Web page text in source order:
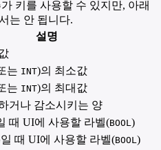
키를 사용할 수 있지만, 아래
는 안 됩니다.
설명
는 INT)의 최소값
는 INT)의 최대값
거나 감소시키는 양
때 UI에 사용할 라벨(BOOL)
일 때 UI에 사용할 라벨(BOOL)